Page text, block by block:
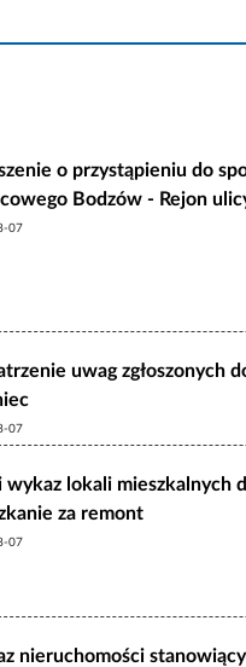
o przystąpieniu do
Bodzów - Rejon
07
uwag zgłoszonych
07
wykaz lokali mieszkalnych
za remont
07
nieruchomości